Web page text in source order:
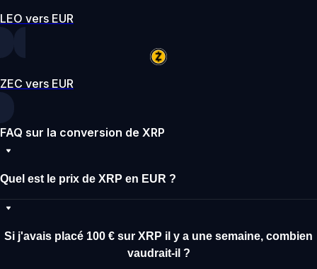
LEO vers EUR
ZEC vers EUR
FAQ sur la conversion de XRP
Quel est le prix de XRP en EUR ?
Si j'avais placé 100 € sur XRP il y a une semaine, combien
vaudrait-il ?